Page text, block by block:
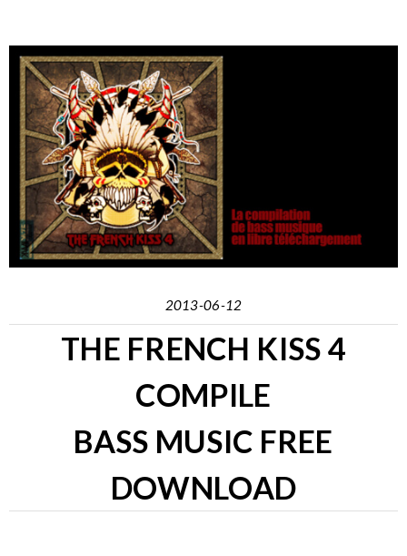
2013-06-12
THE FRENCH KISS 4
COMPILE
BASS MUSIC FREE
DOWNLOAD